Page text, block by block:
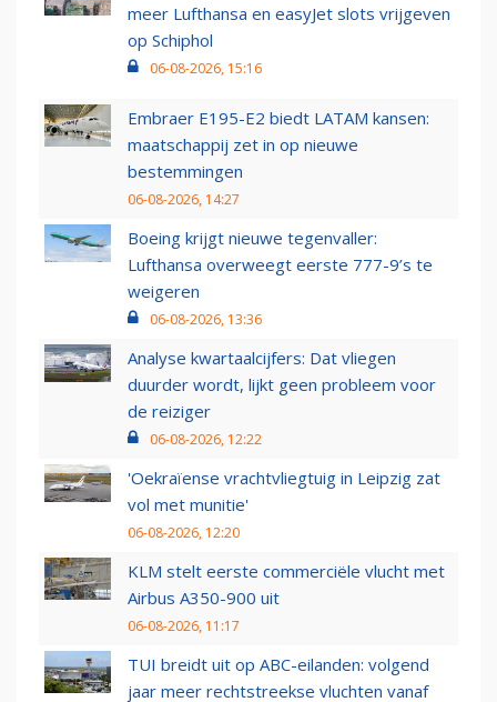
meer Lufthansa en easyJet slots vrijgeven
op Schiphol
06-08-2026, 15:16
Embraer E195-E2 biedt LATAM kansen:
maatschappij zet in op nieuwe
bestemmingen
06-08-2026, 14:27
Boeing krijgt nieuwe tegenvaller:
Lufthansa overweegt eerste 777-9’s te
weigeren
06-08-2026, 13:36
Analyse kwartaalcijfers: Dat vliegen
duurder wordt, lijkt geen probleem voor
de reiziger
06-08-2026, 12:22
'Oekraïense vrachtvliegtuig in Leipzig zat
vol met munitie'
06-08-2026, 12:20
KLM stelt eerste commerciële vlucht met
Airbus A350-900 uit
06-08-2026, 11:17
TUI breidt uit op ABC-eilanden: volgend
jaar meer rechtstreekse vluchten vanaf